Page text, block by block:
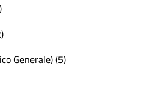
Generale) (5)